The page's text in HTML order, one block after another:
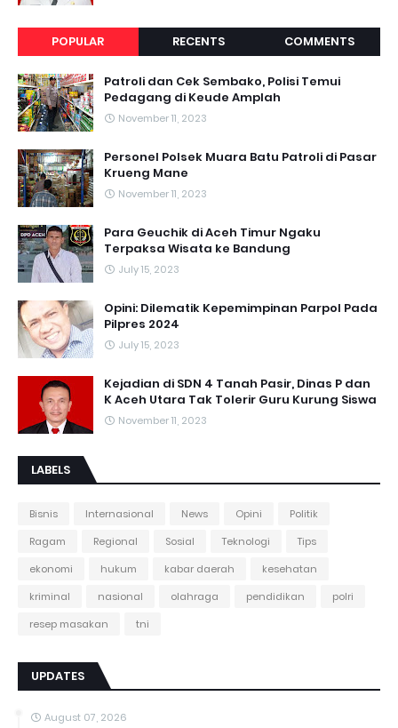
POPULAR RECENTS COMMENTS
Patroli dan Cek Sembako, Polisi Temui
Pedagang di Keude Amplah
November 11, 2023
Personel Polsek Muara Batu Patroli di Pasar
Krueng Mane
November 11, 2023
Para Geuchik di Aceh Timur Ngaku
Terpaksa Wisata ke Bandung
July 15, 2023
Opini: Dilematik Kepemimpinan Parpol Pada
Pilpres 2024
July 15, 2023
Kejadian di SDN 4 Tanah Pasir, Dinas P dan
K Aceh Utara Tak Tolerir Guru Kurung Siswa
November 11, 2023
LABELS
Bisnis Internasional News Opini
Politik
Ragam
Regional Sosial Teknologi
Tips
ekonomi
hukum kabar daerah
kesehatan
kriminal
nasional olahraga pendidikan
polri
resep masakan
tni
UPDATES
August 07, 2026